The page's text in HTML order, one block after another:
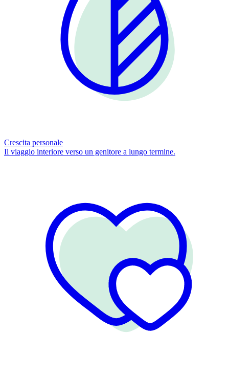
Crescita personale
Il viaggio interiore verso un genitore a lungo termine.